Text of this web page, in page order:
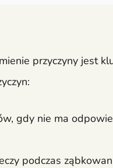
przyczyny jest
gdy nie ma
podczas